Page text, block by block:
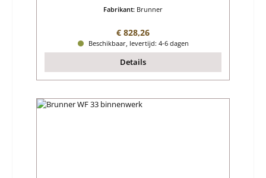
Fabrikant: Brunner
Normale prijs:
€ 828,26
Beschikbaar, levertijd: 4-6 dagen
Details